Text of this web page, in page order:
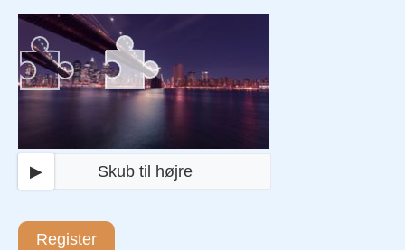
▶ Skub til højre
Register